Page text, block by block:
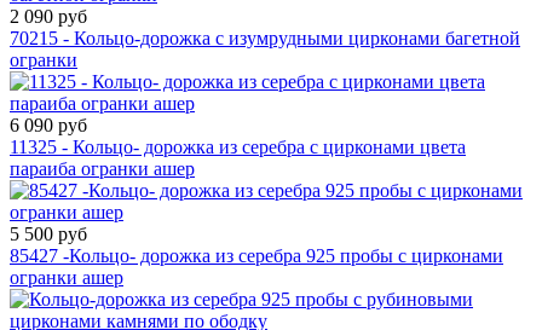
2 090 руб
70215 - Кольцо-дорожка с изумрудными цирконами багетной
огранки
6 090 руб
11325 - Кольцо- дорожка из серебра с цирконами цвета
параиба огранки ашер
5 500 руб
85427 -Кольцо- дорожка из серебра 925 пробы с цирконами
огранки ашер